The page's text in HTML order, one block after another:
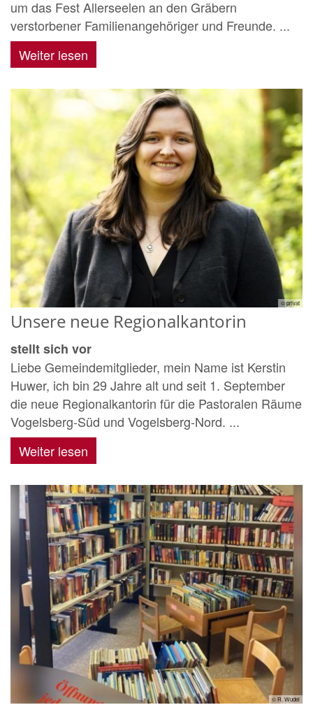
um das Fest Allerseelen an den Gräbern
verstorbener Familienangehöriger und Freunde. ...
Weiter lesen
© privat
Unsere neue Regionalkantorin
stellt sich vor
Liebe Gemeindemitglieder, mein Name ist Kerstin
Huwer, ich bin 29 Jahre alt und seit 1. September
die neue Regionalkantorin für die Pastoralen Räume
Vogelsberg-Süd und Vogelsberg-Nord. ...
Weiter lesen
© R. Wudel